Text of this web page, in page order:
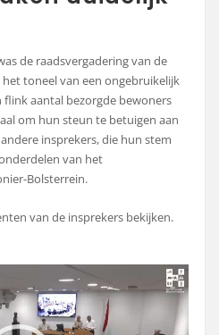
de raadsvergadering van de
toneel van een ongebruikelijk
aantal bezorgde bewoners
om hun steun te betuigen aan
insprekers, die hun stem
van het
Bolsterrein.
van de insprekers bekijken.